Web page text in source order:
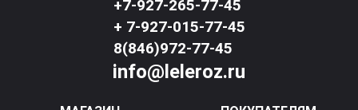
+7-927-265-77-45
+ 7-927-015-77-45
8(846)972-77-45
info@leleroz.ru